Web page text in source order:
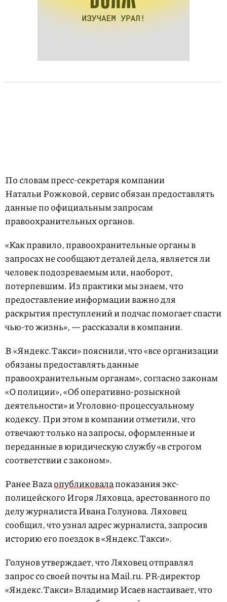
По словам пресс-секретаря компании
Натальи Рожковой, сервис обязан предоставлять
данные по официальным запросам
правоохранительных органов.
«Как правило, правоохранительные органы в
запросах не сообщают деталей дела, является ли
человек подозреваемым или, наоборот,
потерпевшим. Из практики мы знаем, что
предоставление информации важно для
раскрытия преступлений и подчас помогает спасти
чью-то жизнь», — рассказали в компании.
В «Яндекс.Такси» пояснили, что «все организации
обязаны предоставлять данные
правоохранительным органам», согласно законам
«О полиции», «Об оперативно-розыскной
деятельности» и Уголовно-процессуальному
кодексу. При этом в компании отметили, что
отвечают только на запросы, оформленные и
переданные в юридическую службу «в строгом
соответствии с законом».
Ранее Bazaопубликовалапоказания экс-
полицейского Игоря Ляховца, арестованного по
делу журналиста Ивана Голунова. Ляховец
сообщил, что узнал адрес журналиста, запросив
историю его поездок в «Яндекс.Такси».
Голунов утверждает, что Ляховец отправлял
запрос со своей почты на Mail.ru. PR-директор
«Яндекс.Такси» Владимир Исаев настаивает, что